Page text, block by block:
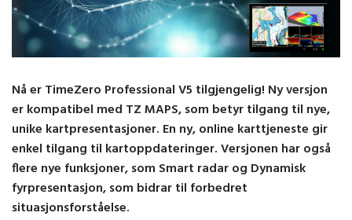
Nå er TimeZero Professional V5 tilgjengelig! Ny versjon
er kompatibel med TZ MAPS, som betyr tilgang til nye,
unike kartpresentasjoner. En ny, online karttjeneste gir
enkel tilgang til kartoppdateringer. Versjonen har også
flere nye funksjoner, som Smart radar og Dynamisk
fyrpresentasjon, som bidrar til forbedret
situasjonsforståelse.